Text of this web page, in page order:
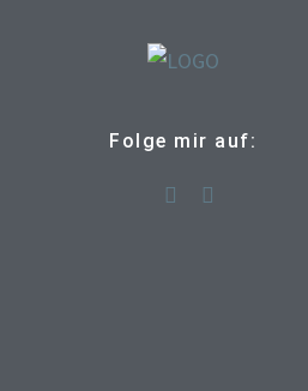
Folge mir auf: